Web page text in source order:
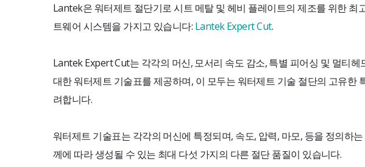
Lantek은 워터제트 절단기로 시트 메탈 및 헤비 플레이트의 제조를 위한 최
트웨어 시스템을 가지고 있습니다: Lantek Expert Cut.
Lantek Expert Cut는 각각의 머신, 모서리 속도 감소, 특별 피어싱 및 멀티헤
대한 워터제트 기술표를 제공하며, 이 모두는 워터제트 기술 절단의 고유한
려합니다.
워터제트 기술표는 각각의 머신에 특정되며, 속도, 압력, 마모, 등을 정의하
께에 따라 생성될 수 있는 최대 다섯 가지의 다른 절단 품질이 있습니다.